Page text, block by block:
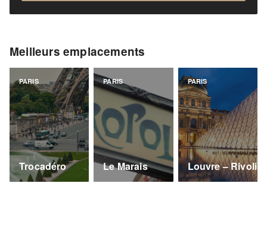
Meilleurs emplacements
PARIS
Trocadéro
PARIS
Le Marais
PARIS
Louvre – Rivoli